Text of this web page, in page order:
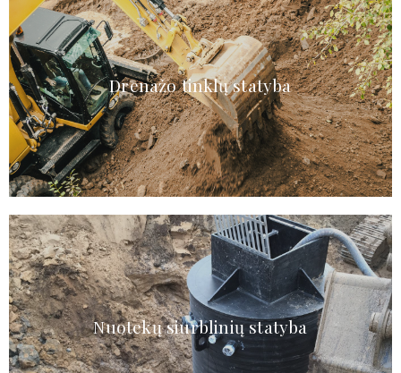
Drenažo tinklų statyba
Nuotekų siurblinių statyba